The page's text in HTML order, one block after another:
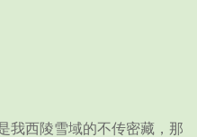
西陵雪域的不传密藏，那